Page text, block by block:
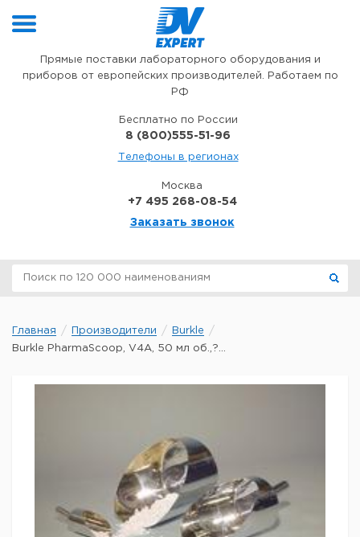
Прямые поставки лабораторного оборудования и
приборов от европейских производителей. Работаем по
РФ
Бесплатно по России
8 (800)555-51-96
Телефоны в регионах
Москва
+7 495 268-08-54
Заказать звонок
Главная Производители
Burkle
Burkle PharmaScoop, V4A, 50 мл об.,?...